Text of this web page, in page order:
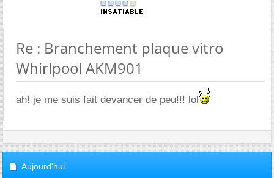
Re : Branchement plaque vitro
Whirlpool AKM901
ah! je me suis fait devancer de peu!!! lol
Aujourd'hui